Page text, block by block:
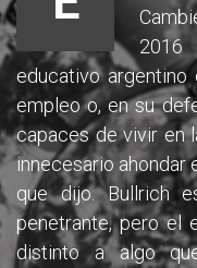
educativo
empleo o, en su
capaces de vivir en
innecesario ahondar
que dijo. Bullrich
penetrante, pero el
distinto a algo